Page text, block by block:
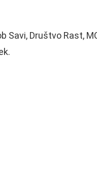
Savi, Društvo Rast,